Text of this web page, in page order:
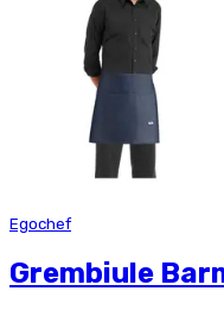
Egochef
Grembiule